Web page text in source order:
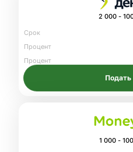
2 000 -
Срок
Процент
Процент
Подать
1 000 -